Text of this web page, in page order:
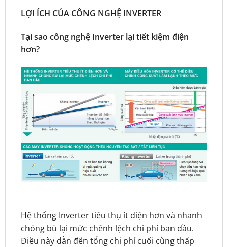
LỢI ÍCH CỦA CÔNG NGHỆ INVERTER
Tại sao công nghệ Inverter lại tiết kiệm điện
hơn?
Hệ thống Inverter tiêu thụ ít điện hơn và nhanh
chóng bù lại mức chênh lệch chi phí ban đầu.
Điều này dẫn đến tổng chi phí cuối cùng thấp